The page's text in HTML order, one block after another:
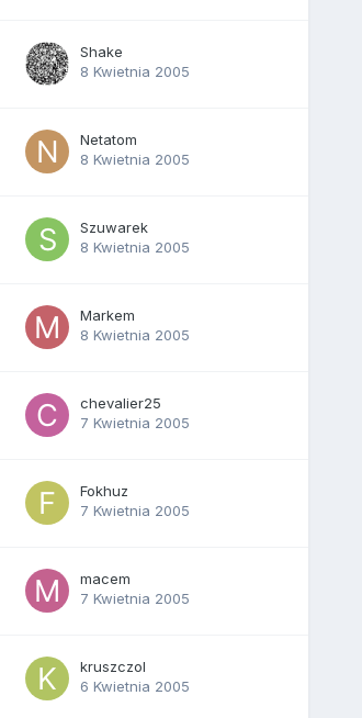
Shake
8 Kwietnia 2005
Netatom
8 Kwietnia 2005
Szuwarek
8 Kwietnia 2005
Markem
8 Kwietnia 2005
chevalier25
7 Kwietnia 2005
Fokhuz
7 Kwietnia 2005
macem
7 Kwietnia 2005
kruszczol
6 Kwietnia 2005